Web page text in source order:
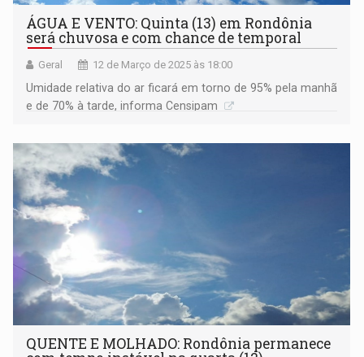
ÁGUA E VENTO: Quinta (13) em Rondônia
será chuvosa e com chance de temporal
Geral 12 de Março de 2025 às 18:00
Umidade relativa do ar ficará em torno de 95% pela manhã
e de 70% à tarde, informa Censipam
QUENTE E MOLHADO: Rondônia permanece